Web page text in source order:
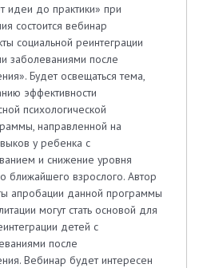
идеи до практики» при
состоится вебинар
социальной реинтеграции
заболеваниями после
Будет освещаться тема,
эффективности
психологической
направленной на
у ребенка с
и снижение уровня
ближайшего взрослого. Автор
апробации данной программы
могут стать основой для
детей с
после
Вебинар будет интересен